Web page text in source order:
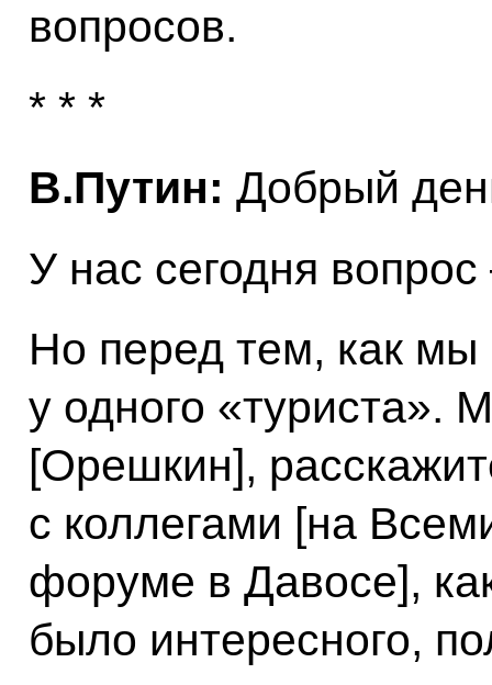
вопросов.
* * *
В.Путин: Добрый
У нас сегодня
Но перед тем, как
у одного «туриста».
[Орешкин],
с коллегами [на
форуме в Давосе],
было интересного,